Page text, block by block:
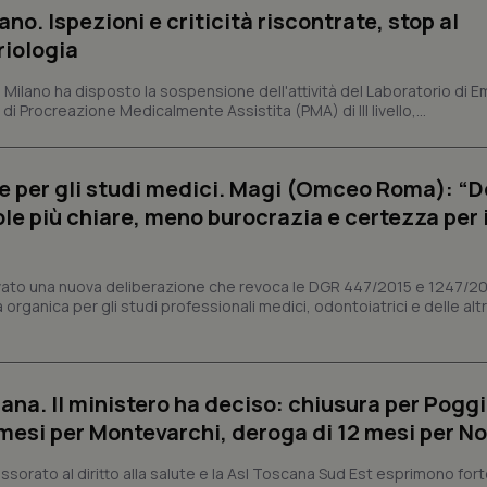
Ispezioni e criticità riscontrate, stop al
Milano ha disposto la sospensione dell'attività del Laboratorio di
Procreazione Medicalmente Assistita (PMA) di III livello,...
per gli studi medici. Magi (Omceo Roma):
più chiare, meno burocrazia e certezza per i
una nuova deliberazione che revoca le DGR 447/2015 e 1247/
organica per gli studi professionali medici, odontoiatrici e delle
Il ministero ha deciso: chiusura per
per Montevarchi, deroga di 12 mesi per
al diritto alla salute e la Asl Toscana Sud Est esprimono
www.quotidianosanita.it
4
Questo cookie è impostato
www.quotidianosanita.it
4
settimane
Questo cookie è impostato
assegnare un identificatore
significativo del servizio di
utilizzato da Google. Questo
per distinguere utenti unici
generato in modo casuale come
sessioni e campagne per i
PHP.net
Sessione
Cookie generato da applicazioni
buon esempio è mantenere uno
un utente tra le pagine.
Questo cookie viene utilizzato